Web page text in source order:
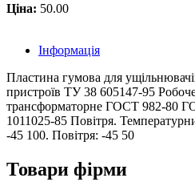
Ціна: 50.00
Інформація
Пластина гумова для
пристроїв ТУ 38 605147-95
трансформаторне ГОСТ 982-80
1011025-85 Повітря.
-45 100. Повітря: -45 50
Товари фірми